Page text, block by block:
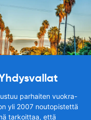
parhaiten vuokra-
yli 2007 noutopistettä
tarkoittaa, että